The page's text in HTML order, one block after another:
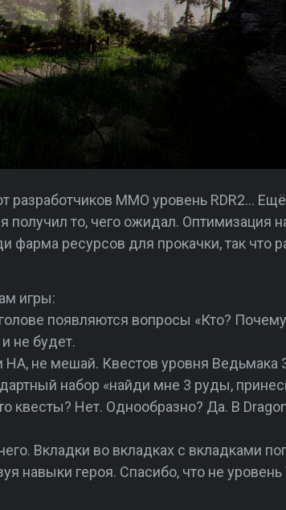
разработчиков ММО уровень RDR2… Ещё
то, чего ожидал. Оптимизация
фарма ресурсов для прокачки, так что
игры:
появляются вопросы «Кто?
не будет.
не мешай. Квестов уровня Ведьмака
набор «найди мне 3 руды,
квесты? Нет. Однообразно? Да. В
Вкладки во вкладках с вкладками
навыки героя. Спасибо, что не уровень